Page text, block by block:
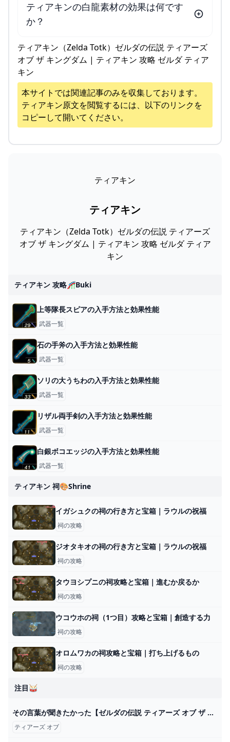
ティアキンの白龍素材の効果は何です
か？
ティアキン（Zelda Totk）ゼルダの伝説 ティアーズ
オブ ザ キングダム | ティアキン 攻略 ゼルダ ティア
キン
本サイトでは関連記事のみを収集しております。
ティアキン原文を閲覧するには、以下のリンクを
コピーして開いてください。
ティアキン
ティアキン
ティアキン（Zelda Totk）ゼルダの伝説 ティアーズ
オブ ザ キングダム | ティアキン 攻略 ゼルダ ティア
キン
ティアキン 攻略🎢buki
上等隊長スピアの入手方法と効果性能
武器一覧
石の手斧の入手方法と効果性能
武器一覧
ソリの大うちわの入手方法と効果性能
武器一覧
リザル両手剣の入手方法と効果性能
武器一覧
白銀ボコエッジの入手方法と効果性能
武器一覧
ティアキン 祠🎨shrine
イガシュクの祠の行き方と宝箱｜ラウルの祝福
祠の攻略
ジオタキオの祠の行き方と宝箱｜ラウルの祝福
祠の攻略
タウヨシプニの祠攻略と宝箱｜進むか戻るか
祠の攻略
ウコウホの祠（1つ目）攻略と宝箱｜創造する力
祠の攻略
オロムワカの祠攻略と宝箱｜打ち上げるもの
祠の攻略
注目🥁
その言葉が聞きたかった【ゼルダの伝説 ティアーズ オブ ザ キングダム】#43 - YouTube
ティアーズ オブ